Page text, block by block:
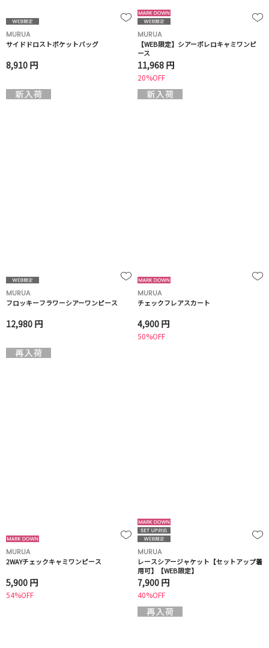
MURUA
サイドドロストポケットバッグ
8,910 円
MURUA
【WEB限定】シアーボレロキャミワンピ
ース
11,968 円
20%OFF
MURUA
フロッキーフラワーシアーワンピース
12,980 円
MURUA
チェックフレアスカート
4,900 円
50%OFF
MURUA
2WAYチェックキャミワンピース
5,900 円
54%OFF
MURUA
レースシアージャケット【セットアップ着
用可】【WEB限定】
7,900 円
40%OFF